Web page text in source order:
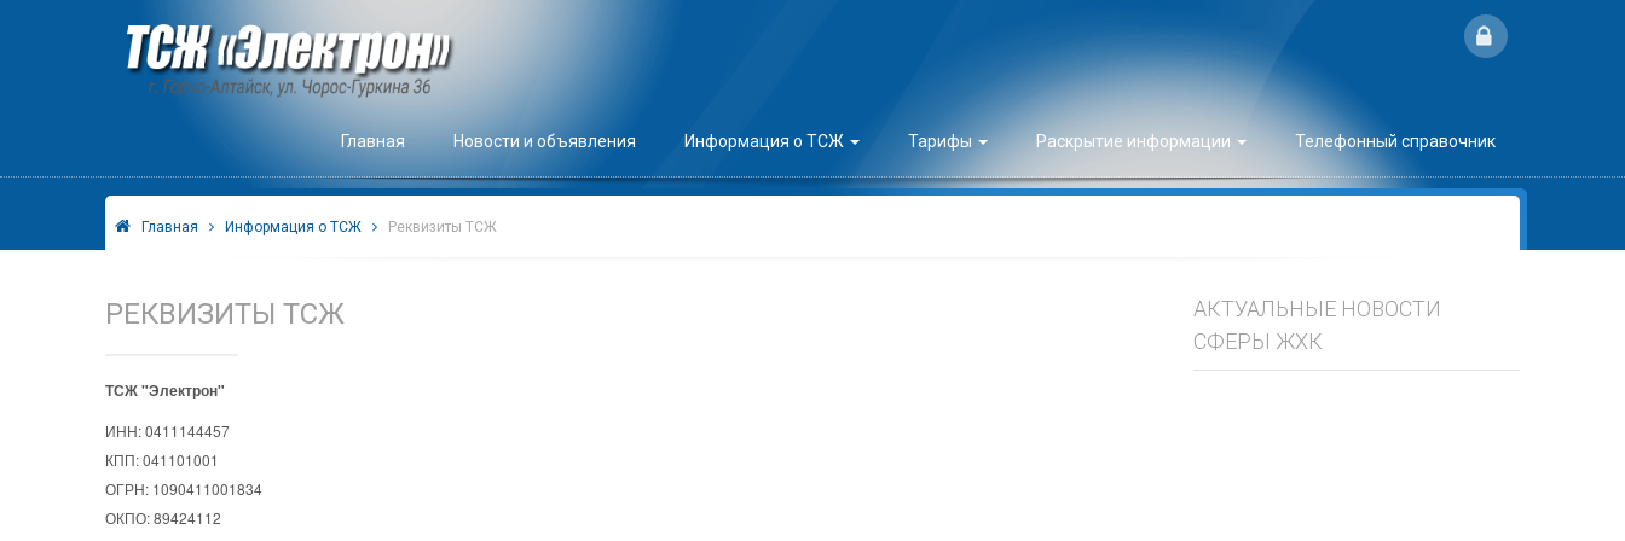
Главная Новости и объявления Информация о ТСЖ Тарифы Раскрытие информации Телефонный справочник
Главная Информация о ТСЖ Реквизиты ТСЖ
РЕКВИЗИТЫ ТСЖ
ТСЖ "Электрон"
ИНН: 0411144457
КПП: 041101001
ОГРН: 1090411001834
ОКПО: 89424112
АКТУАЛЬНЫЕ НОВОСТИ
СФЕРЫ ЖХК